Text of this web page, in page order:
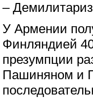
–
У Армении
Финляндией
презумпции
Пашиняном и